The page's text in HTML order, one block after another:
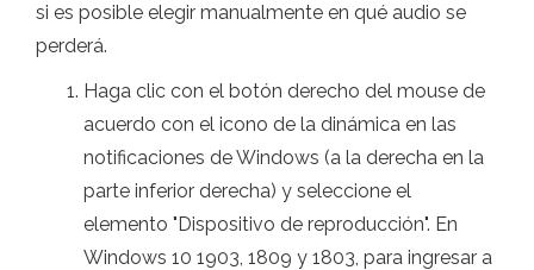
si es posible elegir manualmente en qué audio se
perderá.
Haga clic con el botón derecho del mouse de
acuerdo con el icono de la dinámica en las
notificaciones de Windows (a la derecha en la
parte inferior derecha) y seleccione el
elemento "Dispositivo de reproducción". En
Windows 10 1903, 1809 y 1803, para ingresar a